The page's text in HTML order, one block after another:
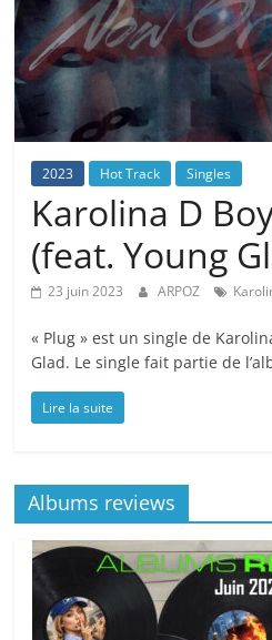
2023 Hot Track Singles
Karolina D
(feat. Young
23 juin 2023 ARPOZ
« Plug » est un single de
Glad. Le single fait partie de
Lire la suite
Albums reviews